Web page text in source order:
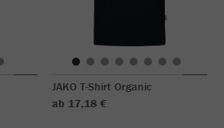
JAKO T-Shirt Organic
ab 17,18 €